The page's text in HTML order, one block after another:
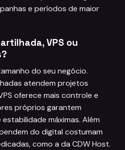
e períodos de maior
VPS ou
do seu negócio.
atendem projetos
oferece mais controle e
próprios garantem
máximas. Além
do digital costumam
como a da CDW Host.